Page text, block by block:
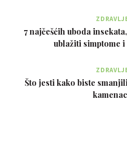
7 najčešćih uboda
ublažiti simptome
Što jesti kako biste